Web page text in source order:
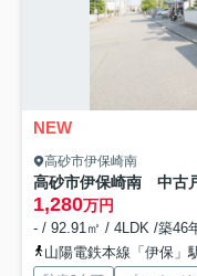
NEW
高砂市伊保崎南
高砂市伊保崎南 中古
1,280万円
- / 92.91㎡ / 4LDK /築46
山陽電鉄本線「伊保」